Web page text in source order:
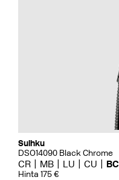
Suihku
DSO14090 Black Chrome
CR MB LU CU BC
Hinta 175 €